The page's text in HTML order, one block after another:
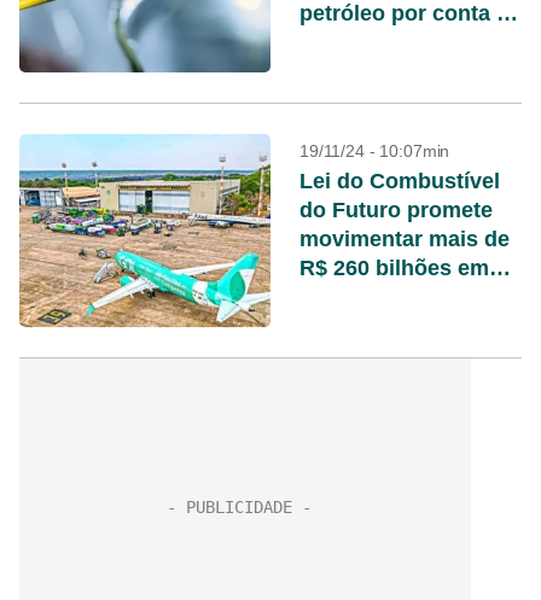
petróleo por conta da
19/11/24 - 10:07min
Lei do Combustível
do Futuro promete
movimentar mais de
R$ 260 bilhões em